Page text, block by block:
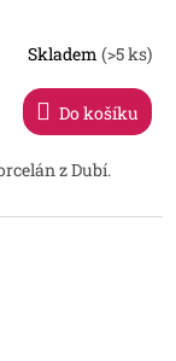
Skladem (>5 ks)
Do košíku
z Dubí.